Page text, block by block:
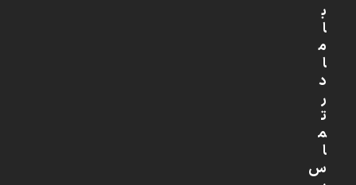
ب
ا
م
ا
د
ر
ت
م
ا
س